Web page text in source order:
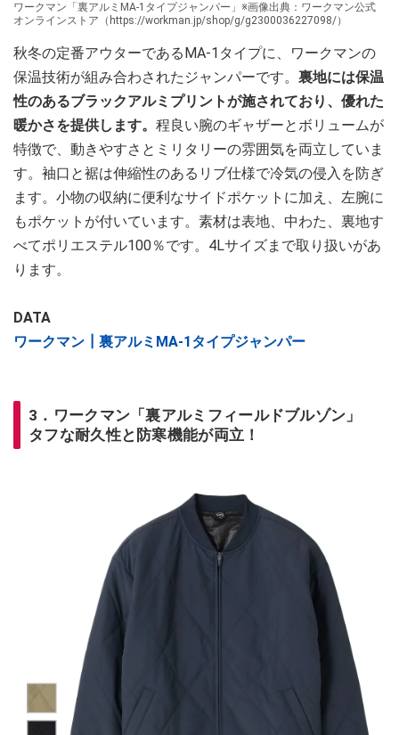
ワークマン「裏アルミMA-1タイプジャンパー」※画像出典：ワークマン公式
オンラインストア（https://workman.jp/shop/g/g2300036227098/）
秋冬の定番アウターであるMA-1タイプに、ワークマンの
保温技術が組み合わされたジャンパーです。 裏地には保温
性のあるブラックアルミプリントが施されており、優れた
暖かさを提供します。 程良い腕のギャザーとボリュームが
特徴で、動きやすさとミリタリーの雰囲気を両立していま
す。袖口と裾は伸縮性のあるリブ仕様で冷気の侵入を防ぎ
ます。小物の収納に便利なサイドポケットに加え、左腕に
もポケットが付いています。素材は表地、中わた、裏地す
べてポリエステル100％です。4Lサイズまで取り扱いがあ
ります。
DATA
ワークマン┃裏アルミMA-1タイプジャンパー
3．ワークマン「裏アルミフィールドブルゾン」
タフな耐久性と防寒機能が両立！